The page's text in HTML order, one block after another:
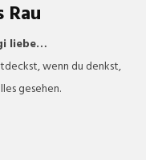
Rau
liebe…
wenn du denkst,
gesehen.